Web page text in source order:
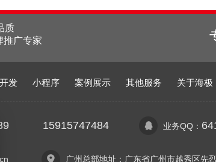
质
推广专家
发 小程序 案例展示 其他服务 关于海极
15915747484 业务QQ：
广州总部地址：广东省广州市越秀区先